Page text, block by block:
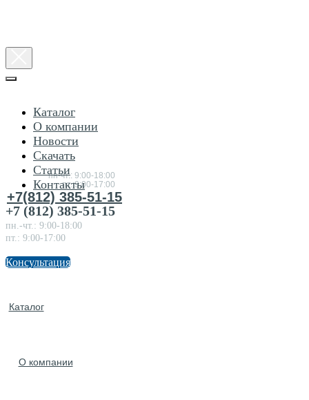
Консультация
товарам
пн-чт.: 9:00-18:00
пт.:9:00-17:00
+7(812) 385-51-15
Каталог
О компании
Каталог
О компании
Новости
Скачать
Статьи
Контакты
+7 (812) 385-51-15
пн.-чт.: 9:00-18:00
пт.: 9:00-17:00
Консультация